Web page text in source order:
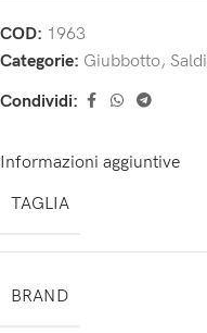
COD: 1963
Categorie: Giubbotto, Saldi
Condividi:
Informazioni aggiuntive
TAGLIA
BRAND